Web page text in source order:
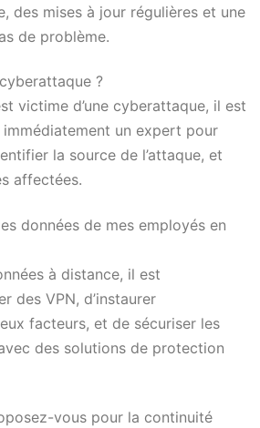
des mises à jour régulières et une
de problème.
?
victime d’une cyberattaque, il est
un expert pour
la source de l’attaque, et
affectées.
données de mes employés en
à distance, il est
des VPN, d’instaurer
facteurs, et de sécuriser les
des solutions de protection
vous pour la continuité